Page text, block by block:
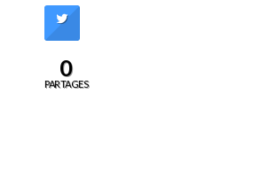
0
PARTAGES